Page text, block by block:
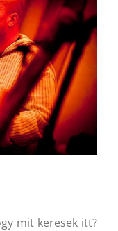
mit keresek itt?